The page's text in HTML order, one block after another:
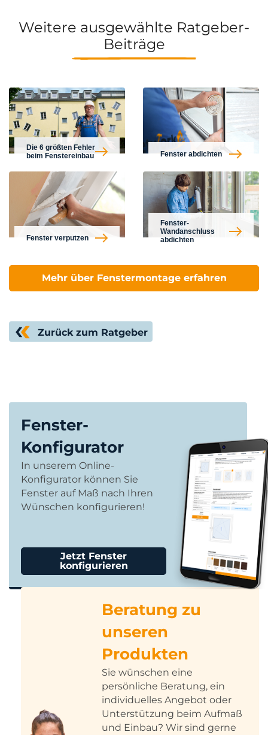
Weitere ausgewählte Ratgeber-
Beiträge
Die 6 größten Fehler
beim Fenstereinbau
Fenster abdichten
Fenster verputzen
Fenster-
Wandanschluss
abdichten
Mehr über Fenstermontage erfahren
Zurück zum Ratgeber
Fenster-
Konfigurator
In unserem Online-
Konfigurator können Sie
Fenster auf Maß nach Ihren
Wünschen konfigurieren!
Jetzt Fenster
konfigurieren
Beratung zu
unseren
Produkten
Sie wünschen eine
persönliche Beratung, ein
individuelles Angebot oder
Unterstützung beim Aufmaß
und Einbau? Wir sind gerne